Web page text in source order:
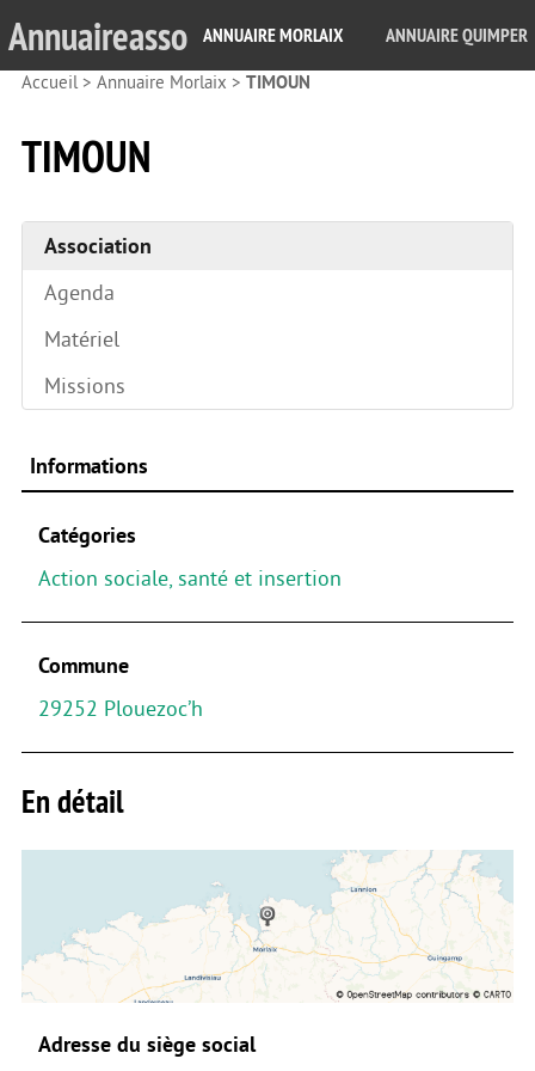
Annuaireasso ANNUAIRE MORLAIX ANNUAIRE QUIMPER
Accueil> Annuaire Morlaix > TIMOUN
TIMOUN
Association
Agenda
Matériel
Missions
Informations
Catégories
Action sociale, santé et insertion
Commune
29252 Plouezoc’h
En détail
Adresse du siège social